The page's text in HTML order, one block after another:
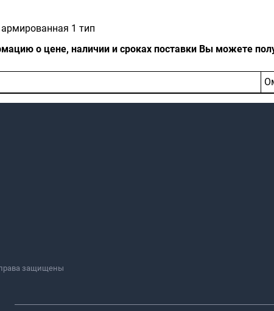
1 тип
о цене, наличии и сроках поставки Вы можете
защищены